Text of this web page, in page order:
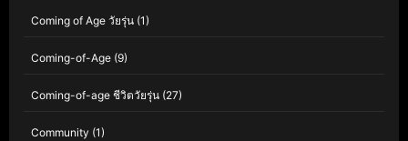
Coming of Age วัยรุ่น (1)
Coming-of-Age (9)
Coming-of-age ชีวิตวัยรุ่น (27)
Community (1)